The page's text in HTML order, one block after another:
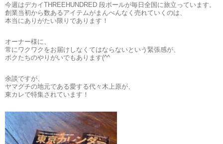
今週はデカイTHREEHUNDRED 段ボールが毎日全国に旅立っています。
創業当初から数あるアイテムがまんべんなく売れていくのは、
本当にありがたい限りであります！
オーナー様に、
常にワクワクをお届けしなくてはならないという緊張感が、
ボクたちのやりがいでもあります(^^ゞ
余談ですが、
ヤマグチの地元である愛する代々木上原が、
東カレで特集されています！